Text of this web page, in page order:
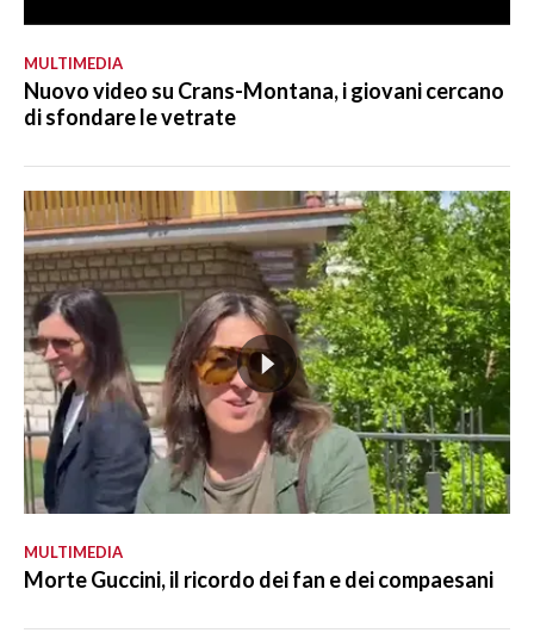
MULTIMEDIA
Nuovo video su Crans-Montana, i giovani cercano
di sfondare le vetrate
MULTIMEDIA
Morte Guccini, il ricordo dei fan e dei compaesani